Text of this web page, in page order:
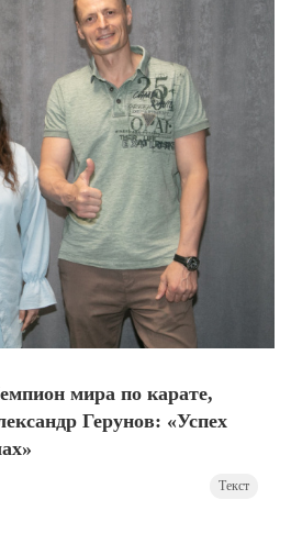
мира по карате,
Герунов: «Успех
Текст